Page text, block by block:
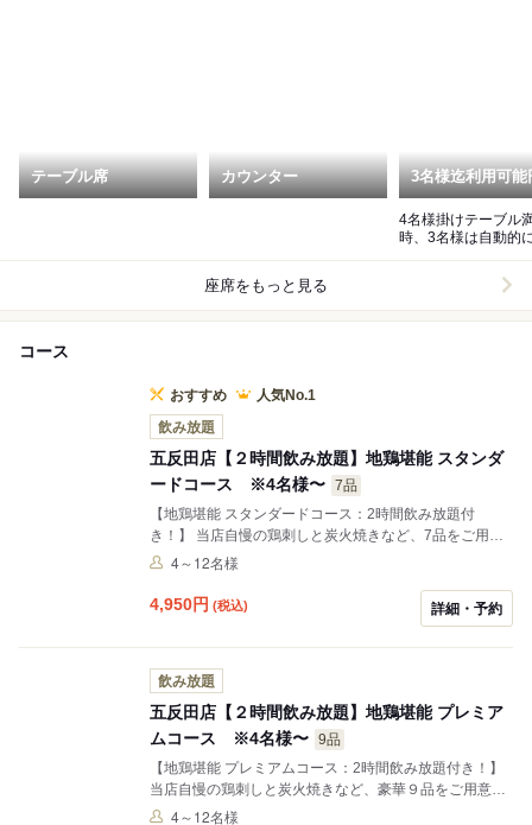
テーブル席 カウンター 3名様迄利用可能
4名様掛けテーブル
時、3名様は自動的
座席をもっと見る
コース
おすすめ
人気No.1
飲み放題
五反田店【２時間飲み放題】地鶏堪能 スタンダ
ードコース ※4名様〜 7品
【地鶏堪能 スタンダードコース：2時間飲み放題付
き！】 当店自慢の鶏刺しと炭火焼きなど、7品をご用意
しております。 宴会や接待など、少人数でも大人数でも
4～12名様
4,950円 (税込) 詳細・予約
飲み放題
五反田店【２時間飲み放題】地鶏堪能 プレミア
ムコース ※4名様〜 9品
【地鶏堪能 プレミアムコース：2時間飲み放題付き！】
当店自慢の鶏刺しと炭火焼きなど、豪華９品をご用意し
ております。 宴会や接待など、少人数でも大人数でもあ
4～12名様